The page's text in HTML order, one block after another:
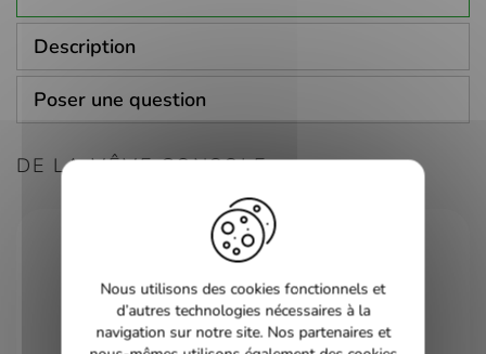
Description
Poser une question
DE LA MÊME CONSOLE
Nous utilisons des cookies fonctionnels et
d’autres technologies nécessaires à la
navigation sur notre site. Nos partenaires et